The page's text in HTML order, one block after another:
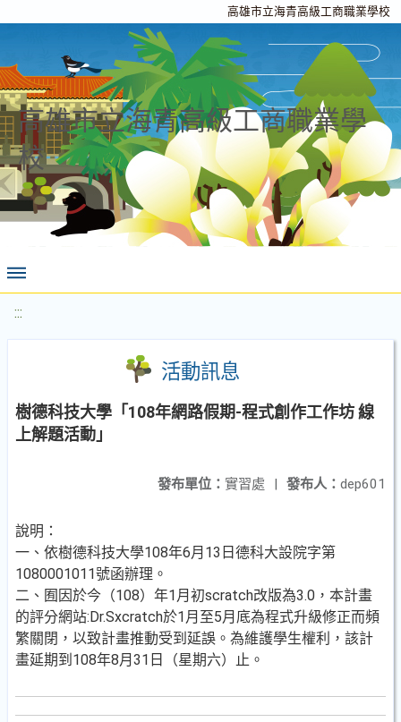
高雄市立海青高級工商職業學校
高雄市立海青高級工商職業學
校
:::
活動訊息
樹德科技大學「108年網路假期-程式創作工作坊 線
上解題活動」
發布人： dep601
發布單位： 實習處 |
說明：
一、依樹德科技大學108年6月13日德科大設院字第
1080001011號函辦理。
二、囿因於今（108）年1月初scratch改版為3.0，本計畫
的評分網站:Dr.Sxcratch於1月至5月底為程式升級修正而頻
繁關閉，以致計畫推動受到延誤。為維護學生權利，該計
畫延期到108年8月31日（星期六）止。